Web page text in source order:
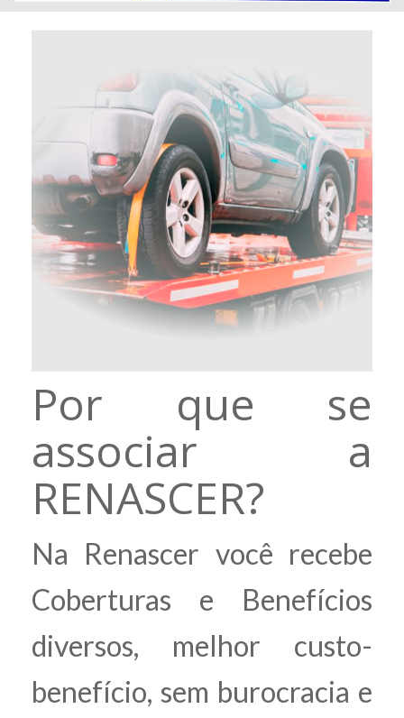
Por que se
associar a
RENASCER?
Na Renascer você recebe
Coberturas e Benefícios
diversos, melhor custo-
benefício, sem burocracia e